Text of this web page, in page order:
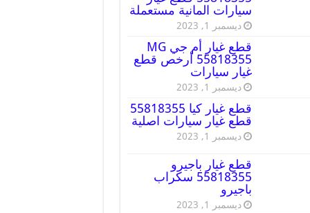
سيارات المانية مستعملة
ديسمبر 1, 2023
قطع غيار أم جي MG
55818355 أرخص قطع
غيار سيارات
ديسمبر 1, 2023
قطع غيار كيا 55818355
قطع غيار سيارات اصلية
ديسمبر 1, 2023
قطع غيار باجيرو
55818355 سكراب
باجيرو
ديسمبر 1, 2023